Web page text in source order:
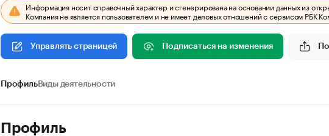
Информация носит справочный характер и сгенерирована на основании данных из
Компания не является пользователем и не имеет деловых отношений с сервисом РБК
Управлять страницей Подписаться на изменения
ПрофильВиды деятельности
Профиль